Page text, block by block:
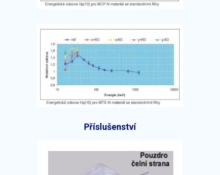
Příslušenství